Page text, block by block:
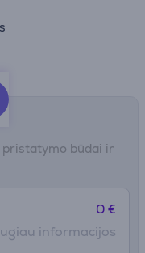
būdai ir
0 €
informacijos